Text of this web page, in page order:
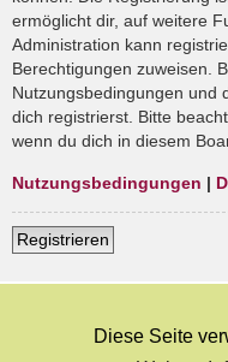
Diese Seite
ermöglicht dir, auf weitere
Administration kann
Berechtigungen zuweisen.
Nutzungsbedingungen und
dich registrierst. Bitte
wenn du dich in diesem
Nutzungsbedingungen |
Registrieren